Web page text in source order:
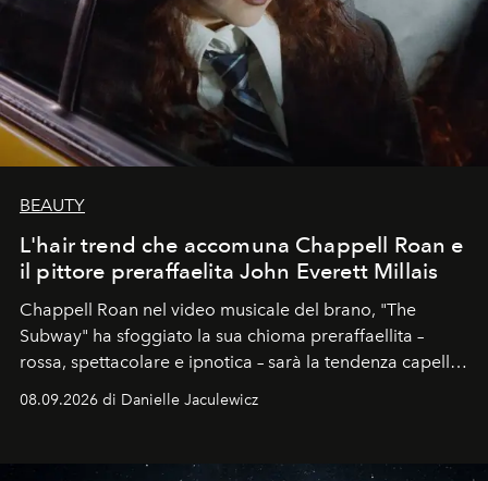
BEAUTY
L'hair trend che accomuna Chappell Roan e
il pittore preraffaelita John Everett Millais
Chappell Roan nel video musicale del brano, "The
Subway" ha sfoggiato la sua chioma preraffaellita –
rossa, spettacolare e ipnotica – sarà la tendenza capelli
dell'autunno?
08.09.2026 di Danielle Jaculewicz